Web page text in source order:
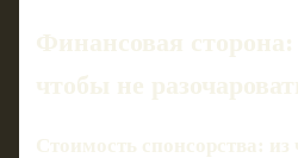
Финансовая сторона:
чтобы не
Стоимость спонсорства: из